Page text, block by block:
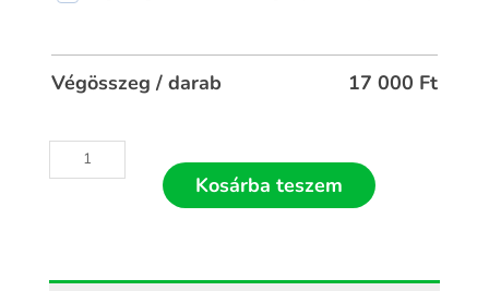
Végösszeg / darab 17 000 Ft
Kosárba teszem